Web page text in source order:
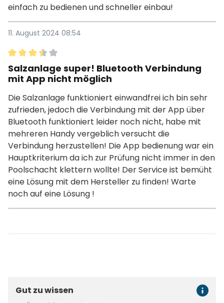
einfach zu bedienen und schneller einbau!
11. August 2024 08:54
Bewertung mit 3.5 von 5 Sternen
Salzanlage super! Bluetooth Verbindung
mit App nicht möglich
Die Salzanlage funktioniert einwandfrei ich bin sehr
zufrieden, jedoch die Verbindung mit der App über
Bluetooth funktioniert leider noch nicht, habe mit
mehreren Handy vergeblich versucht die
Verbindung herzustellen! Die App bedienung war ein
Hauptkriterium da ich zur Prüfung nicht immer in den
Poolschacht klettern wollte! Der Service ist bemüht
eine Lösung mit dem Hersteller zu finden! Warte
noch auf eine Lösung !
Gut zu wissen